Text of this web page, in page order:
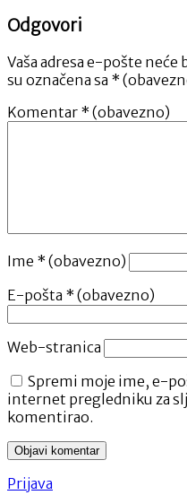
Odgovori
Vaša adresa e-pošte neće
su označena sa *
Komentar * (obavezno)
Ime * (obavezno)
E-pošta * (obavezno)
Web-stranica
Spremi moje ime, e-
internet pregledniku za
komentirao.
Prijava